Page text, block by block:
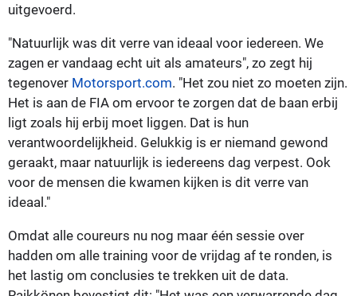
uitgevoerd.
"Natuurlijk was dit verre van ideaal voor iedereen. We
zagen er vandaag echt uit als amateurs", zo zegt hij
tegenover Motorsport.com. "Het zou niet zo moeten zijn.
Het is aan de FIA om ervoor te zorgen dat de baan erbij
ligt zoals hij erbij moet liggen. Dat is hun
verantwoordelijkheid. Gelukkig is er niemand gewond
geraakt, maar natuurlijk is iedereens dag verpest. Ook
voor de mensen die kwamen kijken is dit verre van
ideaal."
Omdat alle coureurs nu nog maar één sessie over
hadden om alle training voor de vrijdag af te ronden, is
het lastig om conclusies te trekken uit de data.